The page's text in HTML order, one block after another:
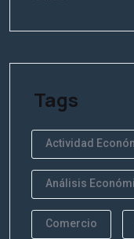
Tags
Actividad
Análisis
Comercio